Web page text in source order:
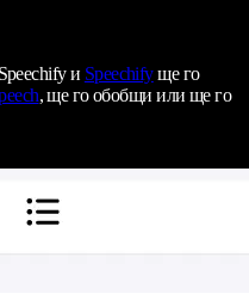
и Speechifyще го
, ще го обобщи или ще го